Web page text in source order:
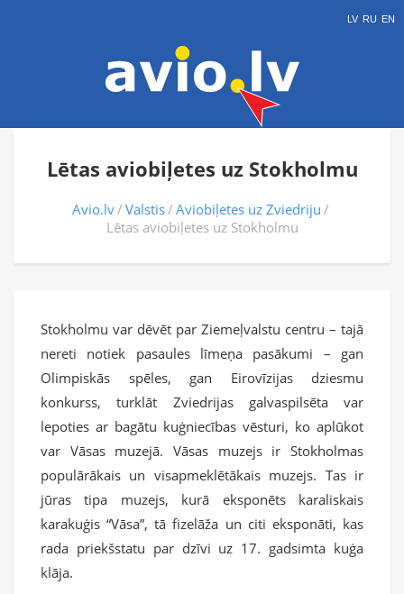
LV RU EN
Lētas aviobiļetes uz Stokholmu
Avio.lv Valstis Aviobiļetes uz Zviedriju
Lētas aviobiļetes uz Stokholmu
Stokholmu var dēvēt par Ziemeļvalstu centru – tajā
nereti notiek pasaules līmeņa pasākumi – gan
Olimpiskās spēles, gan Eirovīzijas dziesmu
konkurss, turklāt Zviedrijas galvaspilsēta var
lepoties ar bagātu kuģniecības vēsturi, ko aplūkot
var Vāsas muzejā. Vāsas muzejs ir Stokholmas
populārākais un visapmeklētākais muzejs. Tas ir
jūras tipa muzejs, kurā eksponēts karaliskais
karakuģis “Vāsa”, tā fizelāža un citi eksponāti, kas
rada priekšstatu par dzīvi uz 17. gadsimta kuģa
klāja.